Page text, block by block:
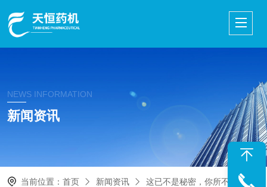
NEWS INFORMATION
新闻资讯
当前位置：首页 新闻资讯 这已不是秘密，你所不知道的中药粉碎机种类！